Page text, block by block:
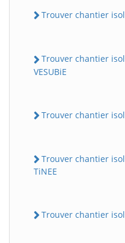
Trouver chantier
Trouver chantier
VESUBiE
Trouver chantier
Trouver chantier
TiNEE
Trouver chantier